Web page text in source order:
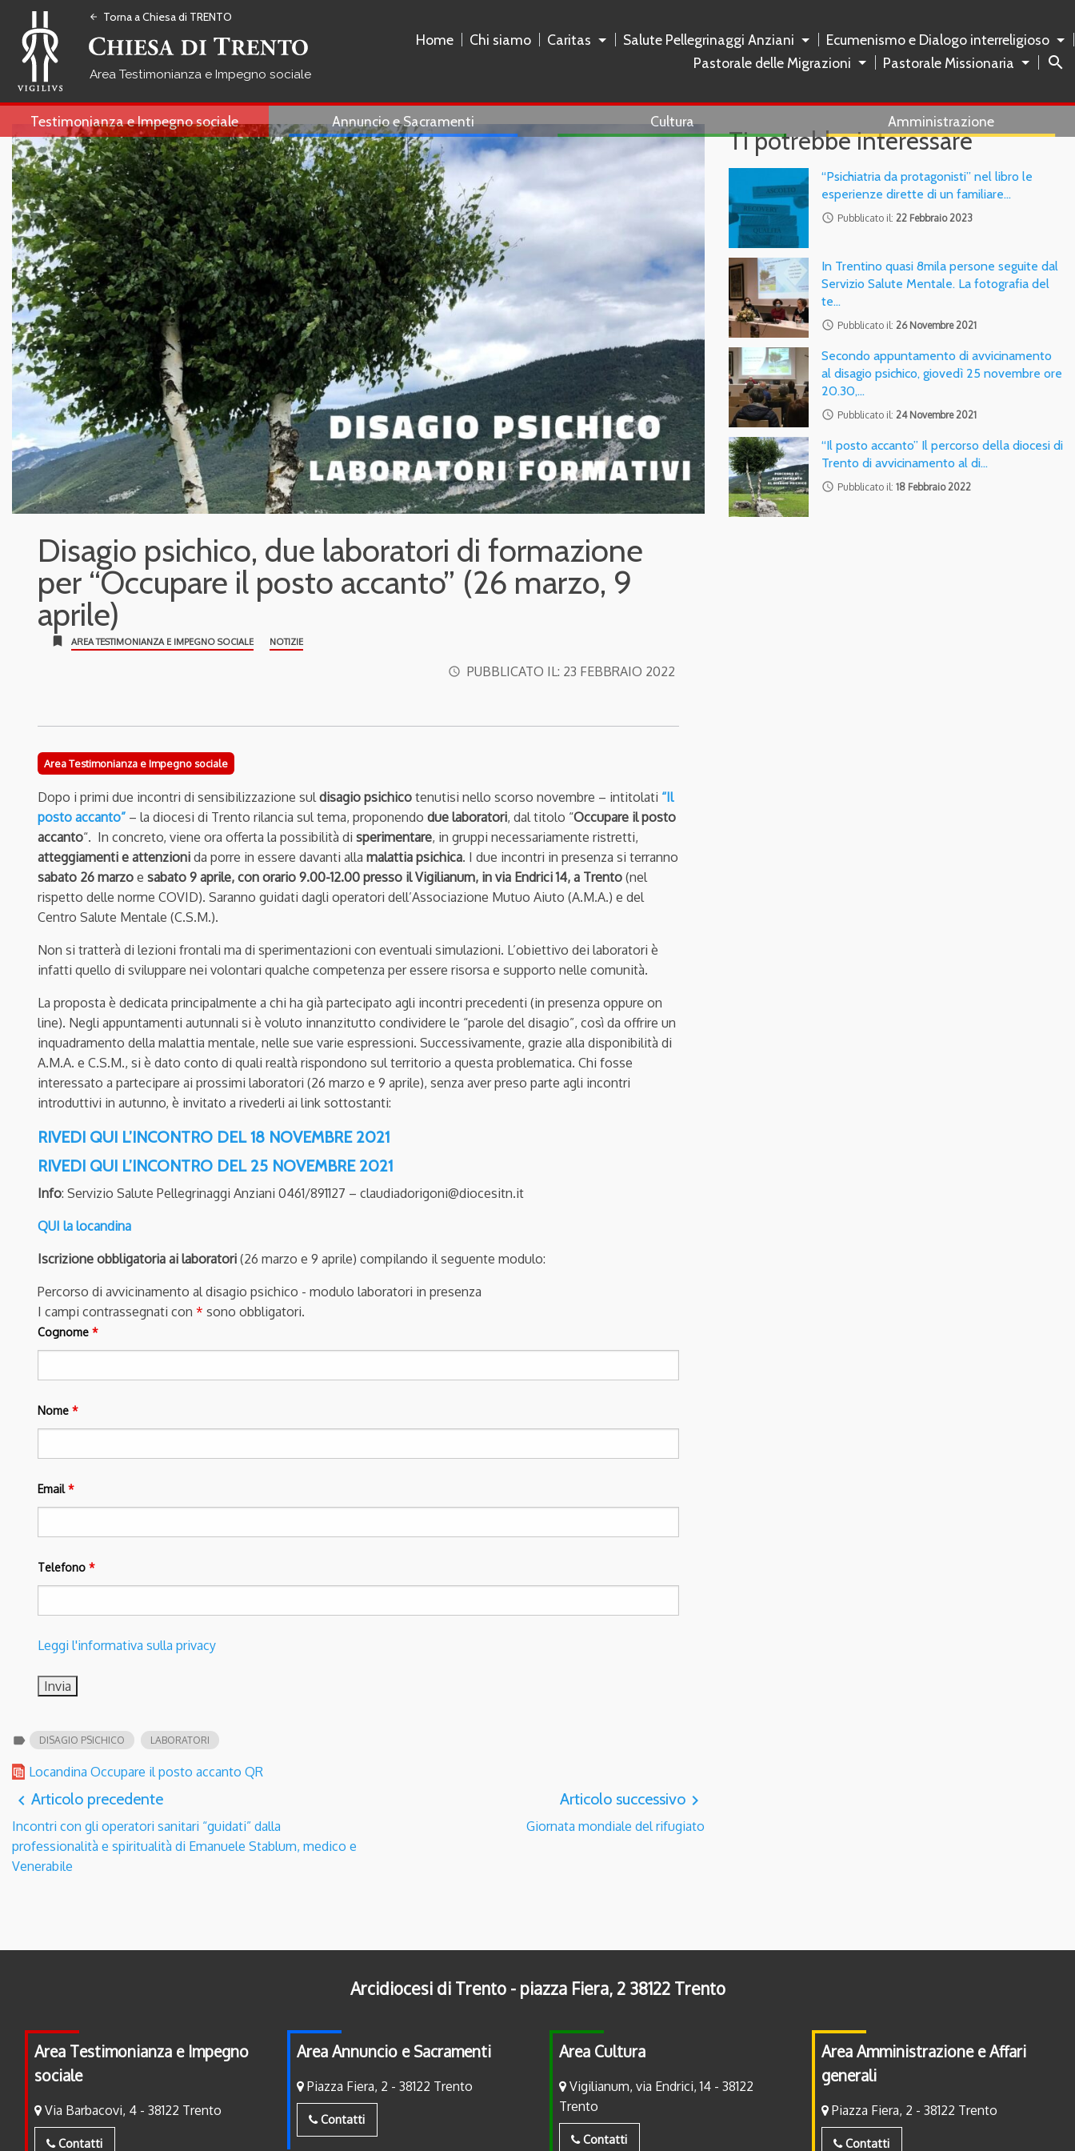
arrow_back Torna a Chiesa di TRENTO
Testimonianza e Impegno sociale
Home Chi siamo Caritas Salute Pellegrinaggi Anziani
Ecumenismo e Dialogo interreligioso
Pastorale delle Migrazioni
Pastorale Missionaria search
Testimonianza e Impegno sociale Annuncio e Sacramenti Cultura Amministrazione
Disagio psichico, due laboratori di formazione
per “Occupare il posto accanto” (26 marzo, 9
aprile)
bookmark AREA TESTIMONIANZA E IMPEGNO SOCIALE NOTIZIE
access_time PUBBLICATO IL: 23 FEBBRAIO 2022
Area Testimonianza e Impegno sociale
Dopo i primi due incontri di sensibilizzazione suldisagio psichico tenutisi nello scorso novembre – intitolati “Il
posto accanto” – la diocesi di Trento rilancia sul tema, proponendo due laboratori, dal titolo “Occupare il posto
accanto“. In concreto, viene ora offerta la possibilità di sperimentare, in gruppi necessariamente ristretti,
atteggiamenti e attenzioni da porre in essere davanti alla malattia psichica. I due incontri in presenza si terranno
sabato 26 marzo e sabato 9 aprile, con orario 9.00-12.00 presso il Vigilianum, in via Endrici 14, a Trento (nel
rispetto delle norme COVID). Saranno guidati dagli operatori dell’Associazione Mutuo Aiuto (A.M.A.) e del
Centro Salute Mentale (C.S.M.).
Non si tratterà di lezioni frontali ma di sperimentazioni con eventuali simulazioni. L’obiettivo dei laboratori è
infatti quello di sviluppare nei volontari qualche competenza per essere risorsa e supporto nelle comunità.
La proposta è dedicata principalmente a chi ha già partecipato agli incontri precedenti (in presenza oppure on
line). Negli appuntamenti autunnali si è voluto innanzitutto condividere le “parole del disagio”, così da offrire un
inquadramento della malattia mentale, nelle sue varie espressioni. Successivamente, grazie alla disponibilità di
A.M.A. e C.S.M., si è dato conto di quali realtà rispondono sul territorio a questa problematica. Chi fosse
interessato a partecipare ai prossimi laboratori (26 marzo e 9 aprile), senza aver preso parte agli incontri
introduttivi in autunno, è invitato a rivederli ai link sottostanti:
RIVEDI QUI L’INCONTRO DEL 18 NOVEMBRE 2021
RIVEDI QUI L’INCONTRO DEL 25 NOVEMBRE 2021
Info: Servizio Salute Pellegrinaggi Anziani 0461/891127 – claudiadorigoni@diocesitn.it
QUI la locandina
Iscrizione obbligatoria ai laboratori (26 marzo e 9 aprile) compilando il seguente modulo:
Percorso di avvicinamento al disagio psichico - modulo laboratori in presenza
I campi contrassegnati con * sono obbligatori.
Cognome *
Nome *
Email*
Telefono *
Leggi l'informativa sulla privacy
label DISAGIO PSICHICO LABORATORI
Locandina Occupare il posto accanto QR
navigate_before Articolo precedente
Incontri con gli operatori sanitari “guidati” dalla
professionalità e spiritualità di Emanuele Stablum, medico e
Venerabile
Articolo successivo navigate_next
Giornata mondiale del rifugiato
Ti potrebbe interessare
“Psichiatria da protagonisti” nel libro le
esperienze dirette di un familiare…
access_time Pubblicato il: 22 Febbraio 2023
In Trentino quasi 8mila persone seguite dal
Servizio Salute Mentale. La fotografia del
te…
access_time Pubblicato il: 26 Novembre 2021
Secondo appuntamento di avvicinamento
al disagio psichico, giovedì 25 novembre ore
20.30,…
access_time Pubblicato il: 24 Novembre 2021
“Il posto accanto” Il percorso della diocesi di
Trento di avvicinamento al di…
access_time Pubblicato il:18 Febbraio 2022
Arcidiocesi di Trento - piazza Fiera, 2 38122 Trento
Area Testimonianza e Impegno
sociale
Via Barbacovi, 4 - 38122 Trento
Contatti
Area Annuncio e Sacramenti
Piazza Fiera, 2 - 38122 Trento
Contatti
Area Cultura
Vigilianum, via Endrici, 14 - 38122
Trento
Contatti
Area Amministrazione e Affari
generali
Piazza Fiera, 2 - 38122 Trento
Contatti